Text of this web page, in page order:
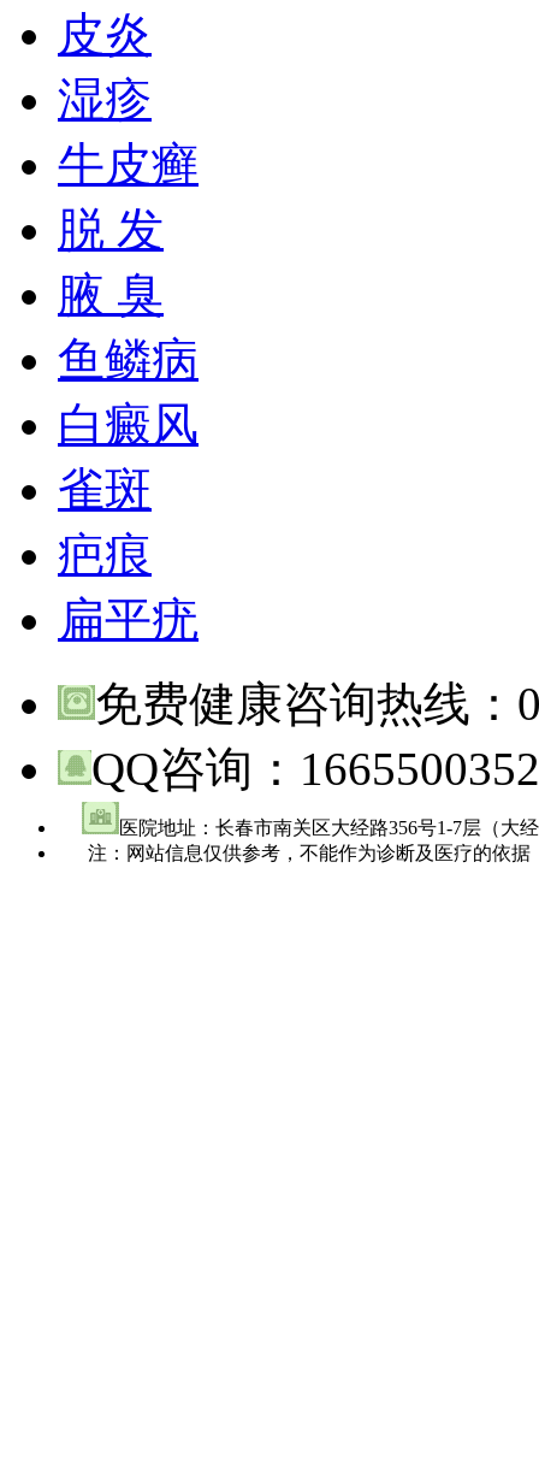
皮炎
湿疹
牛皮癣
脱 发
腋 臭
鱼鳞病
白癜风
雀斑
疤痕
扁平疣
免费健康咨询热线：
QQ咨询： 1665500352
医院地址：长春市南关区大经路356号1-7层（大
注：网站信息仅供参考，不能作为诊断及医疗的依据